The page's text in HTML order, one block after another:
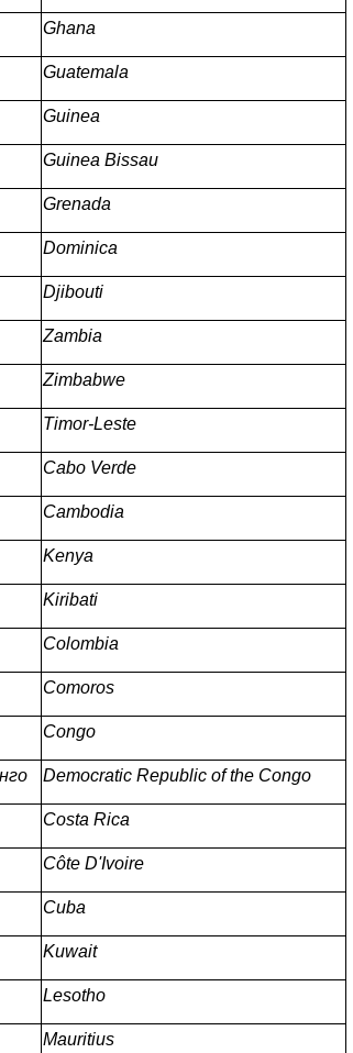
Ghana
Guatemala
Guinea
Guinea Bissau
Grenada
Dominica
Djibouti
Zambia
Zimbabwe
Timor-Leste
Cabo Verde
Cambodia
Kenya
Kiribati
Colombia
Comoros
Congo
Democratic Republic of the Congo
Costa Rica
Côte D'Ivoire
Cuba
Kuwait
Lesotho
Mauritius